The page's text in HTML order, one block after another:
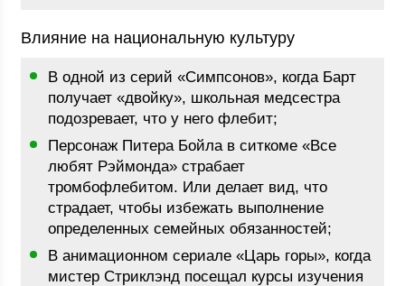
Влияние на национальную культуру
В одной из серий «Симпсонов», когда Барт
получает «двойку», школьная медсестра
подозревает, что у него флебит;
Персонаж Питера Бойла в ситкоме «Все
любят Рэймонда» страбает
тромбофлебитом. Или делает вид, что
страдает, чтобы избежать выполнение
определенных семейных обязанностей;
В анимационном сериале «Царь горы», когда
мистер Стриклэнд посещал курсы изучения